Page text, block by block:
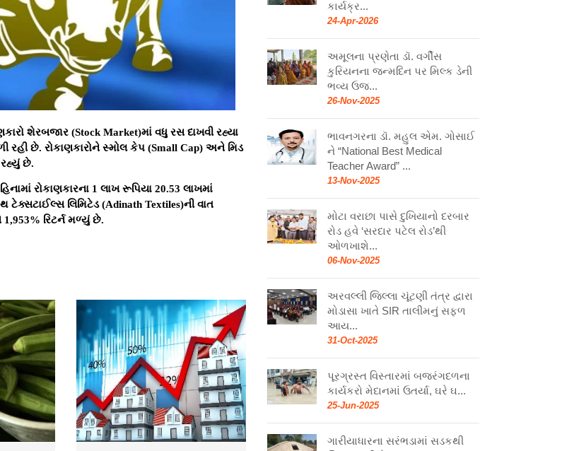
શેરબજાર (Stock Market)માં વધુ રસ દાખવી રહ્યા
છે. રોકાણકારોને સ્મોલ કેપ (Small Cap) અને મિડ
રહ્યું છે.
રોકાણકારના 1 લાખ રૂપિયા 20.53 લાખમાં
લિમિટેડ (Adinath Textiles)ની વાત
રિટર્ન મળ્યું છે.
કાર્યક્ર...
24-Apr-2026
અમૂલના પ્રણેતા ડૉ. વર્ગીસ
કુરિયનના જન્મદિન પર મિલ્ક ડેની
ભવ્ય ઉજ...
26-Nov-2025
ભાવનગરના ડૉ. મહુલ એમ. ગોસાઈ
ને “National Best Medical
Teacher Award” ...
13-Nov-2025
મોટા વરાછા પાસે દુખિયાનો દરબાર
રોડ હવે ‘સરદાર પટેલ રોડ’થી
ઓળખાશે...
06-Nov-2025
અરવલ્લી જિલ્લા ચૂંટણી તંત્ર દ્વારા
મોડાસા ખાતે SIR તાલીમનું સફળ
આય...
31-Oct-2025
પૂરગ્રસ્ત વિસ્તારમાં બજરંગદળના
કાર્યકરો મેદાનમાં ઉતર્યા, ઘરે ઘ...
25-Jun-2025
ગારીયાધારના સરંભડામાં સડકથી